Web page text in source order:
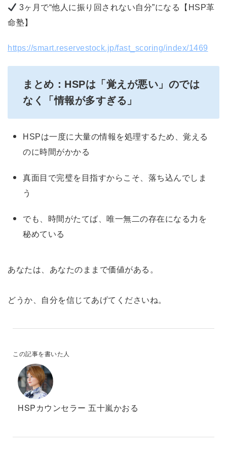
3ヶ月で“他人に振り回されない自分”になる【HSP革
命塾】
https://smart.reservestock.jp/fast_scoring/index/1469
まとめ：HSPは「覚えが悪い」のでは
なく「情報が多すぎる」
HSPは一度に大量の情報を処理するため、覚える
のに時間がかかる
真面目で完璧を目指すからこそ、落ち込んでしま
う
でも、時間がたてば、唯一無二の存在になる力を
秘めている
あなたは、あなたのままで価値がある。
どうか、自分を信じてあげてくださいね。
この記事を書いた人
HSPカウンセラー 五十嵐かおる